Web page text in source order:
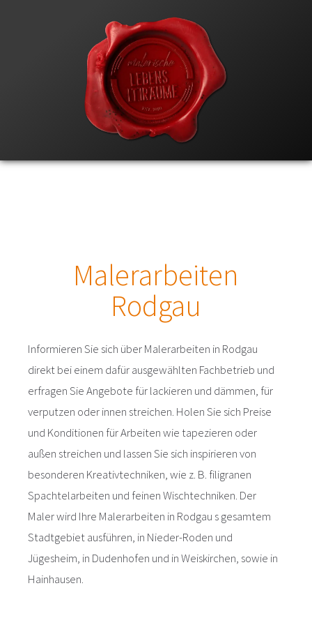
Malerarbeiten
Rodgau
Informieren Sie sich über Malerarbeiten in Rodgau
direkt bei einem dafür ausgewählten Fachbetrieb und
erfragen Sie Angebote für lackieren und dämmen, für
verputzen oder innen streichen. Holen Sie sich Preise
und Konditionen für Arbeiten wie tapezieren oder
außen streichen und lassen Sie sich inspirieren von
besonderen Kreativtechniken, wie z. B. filigranen
Spachtelarbeiten und feinen Wischtechniken. Der
Maler wird Ihre Malerarbeiten in Rodgau s gesamtem
Stadtgebiet ausführen, in Nieder-Roden und
Jügesheim, in Dudenhofen und in Weiskirchen, sowie in
Hainhausen.